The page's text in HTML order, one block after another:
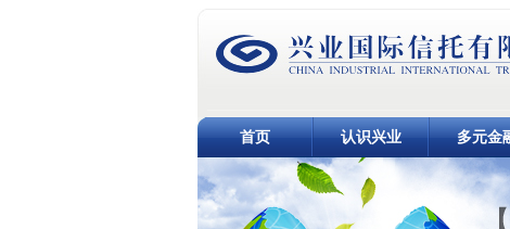
首页 认识兴业 多元金